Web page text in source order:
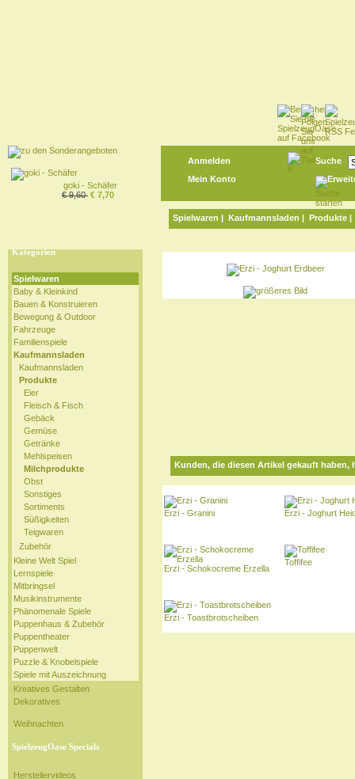
goki - Schäfer
€ 9,60 € 7,70
Anmelden
Mein Konto
Suche
Spielwaren | Kaufmannsladen | Produkte
Kategorien
Spielwaren
Baby & Kleinkind
Bauen & Konstruieren
Bewegung & Outdoor
Fahrzeuge
Familienspiele
Kaufmannsladen
Kaufmannsladen
Produkte
Eier
Fleisch & Fisch
Gebäck
Gemüse
Getränke
Mehlspeisen
Milchprodukte
Obst
Sonstiges
Sortiments
Süßigkeiten
Teigwaren
Zubehör
Kleine Welt Spiel
Lernspiele
Mitbringsel
Musikinstrumente
Phänomenale Spiele
Puppenhaus & Zubehör
Puppentheater
Puppenwelt
Puzzle & Knobelspiele
Spiele mit Auszeichnung
Kreatives Gestalten
Dekoratives
Weihnachten
SpielzeugOase Specials
Herstellervideos
Kunden, die diesen Artikel gekauft
Erzi - Granini Erzi - Joghurt
Erzi - Schokocreme Erzella
Toffifee
Erzi - Toastbrotscheiben